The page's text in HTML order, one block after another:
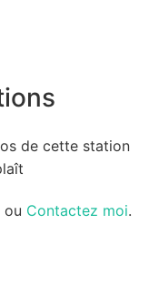
de cette station
ou Contactez moi.